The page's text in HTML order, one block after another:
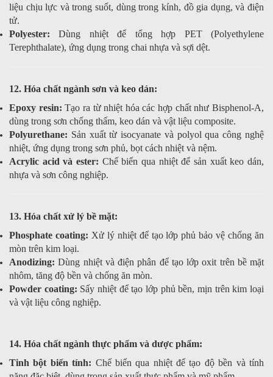
liệu chịu lực và trong suốt, dùng trong kính, đồ gia dụng, và điện
tử.
Polyester: Dùng nhiệt để tổng hợp PET (Polyethylene
Terephthalate), ứng dụng trong chai nhựa và sợi dệt.
12. Hóa chất ngành sơn và keo dán:
Epoxy resin: Tạo ra từ nhiệt hóa các hợp chất như Bisphenol-A,
dùng trong sơn chống thấm, keo dán và vật liệu composite.
Polyurethane: Sản xuất từ isocyanate và polyol qua công nghệ
nhiệt, ứng dụng trong sơn phủ, bọt cách nhiệt và nệm.
Acrylic acid và ester: Chế biến qua nhiệt để sản xuất keo dán,
nhựa và sơn công nghiệp.
13. Hóa chất xử lý bề mặt:
Phosphate coating: Xử lý nhiệt để tạo lớp phủ bảo vệ chống ăn
mòn trên kim loại.
Anodizing: Dùng nhiệt và điện phân để tạo lớp oxit trên bề mặt
nhôm, tăng độ bền và chống ăn mòn.
Powder coating: Sấy nhiệt để tạo lớp phủ bền, mịn trên kim loại
và vật liệu công nghiệp.
14. Hóa chất ngành thực phẩm và dược phẩm:
Tinh bột biến tính: Chế biến qua nhiệt để tạo độ bền và tính